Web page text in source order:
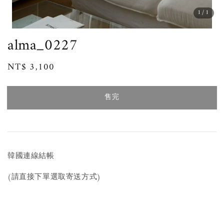
1/1
alma_0227
Regular
NT$ 3,100
售完
韓國連線結帳
(請直接下單選取寄送方式)